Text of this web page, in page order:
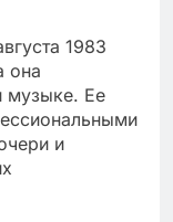
1983
она
музыке. Ее
и